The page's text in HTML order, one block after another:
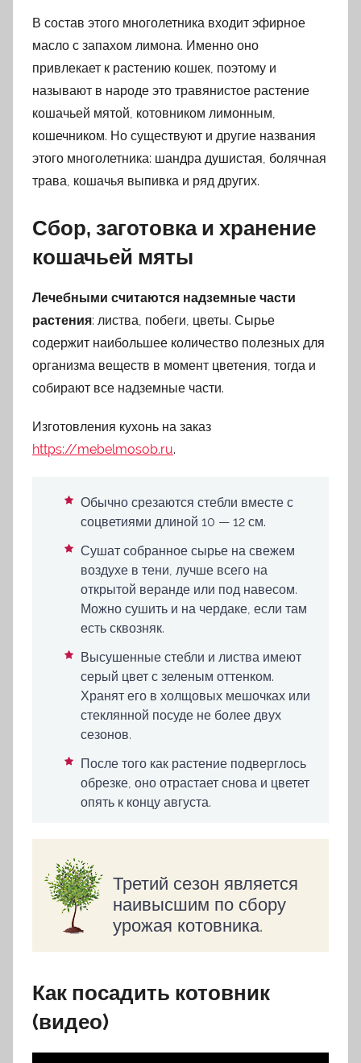
В состав этого многолетника входит эфирное
масло с запахом лимона. Именно оно
привлекает к растению кошек, поэтому и
называют в народе это травянистое растение
кошачьей мятой, котовником лимонным,
кошечником. Но существуют и другие названия
этого многолетника: шандра душистая, болячная
трава, кошачья выпивка и ряд других.
Сбор, заготовка и хранение
кошачьей мяты
Лечебными считаются надземные части
растения: листва, побеги, цветы. Сырье
содержит наибольшее количество полезных для
организма веществ в момент цветения, тогда и
собирают все надземные части.
Изготовления кухонь на заказ
https://mebelmosob.ru.
Обычно срезаются стебли вместе с
соцветиями длиной 10 — 12 см.
Сушат собранное сырье на свежем
воздухе в тени, лучше всего на
открытой веранде или под навесом.
Можно сушить и на чердаке, если там
есть сквозняк.
Высушенные стебли и листва имеют
серый цвет с зеленым оттенком.
Хранят его в холщовых мешочках или
стеклянной посуде не более двух
сезонов.
После того как растение подверглось
обрезке, оно отрастает снова и цветет
опять к концу августа.
Третий сезон является
наивысшим по сбору
урожая котовника.
Как посадить котовник
(видео)